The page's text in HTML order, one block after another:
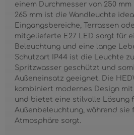
einem Durchmesser von 250
265 mm ist die Wandleuchte
Eingangsbereiche, Terrassen
mitgelieferte E27 LED sorgt für
Beleuchtung und eine lange
Schutzart IP44 ist die Leuchte
Spritzwasser geschützt und
Außeneinsatz geeignet. Die
kombiniert modernes Design
und bietet eine stilvolle Lösung
Außenbeleuchtung, während sie
Atmosphäre sorgt.